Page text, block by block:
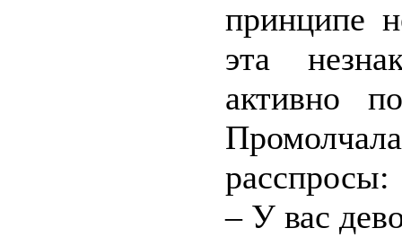
принципе
эта
активно
расспросы:
– У вас